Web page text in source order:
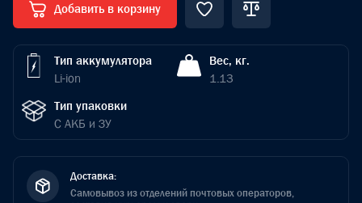
Добавить в корзину
Тип аккумулятора
Li-ion
Вес, кг.
1.13
Тип упаковки
С АКБ и ЗУ
Доставка:
Самовывоз из отделений почтовых операторов,